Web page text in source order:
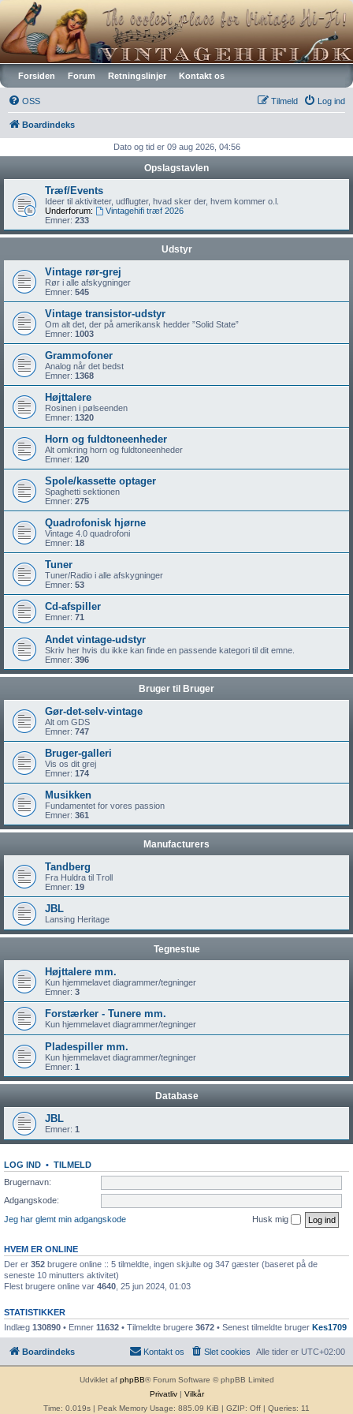
Vintagehifi.dk
Forsiden Forum Retningslinjer Kontakt os
OSS Log ind
Tilmeld
Boardindeks
Dato og tid er 09 aug 2026, 04:56
Opslagstavlen
Træf/Events
Ideer til aktiviteter, udflugter, hvad sker der, hvem kommer o.l.
Underforum:
Vintagehifi træf 2026
Emner: 233
Udstyr
Vintage rør-grej
Rør i alle afskygninger
Emner: 545
Vintage transistor-udstyr
Om alt det, der på amerikansk hedder ”Solid State”
Emner: 1003
Grammofoner
Analog når det bedst
Emner: 1368
Højttalere
Rosinen i pølseenden
Emner: 1320
Horn og fuldtoneenheder
Alt omkring horn og fuldtoneenheder
Emner: 120
Spole/kassette optager
Spaghetti sektionen
Emner: 275
Quadrofonisk hjørne
Vintage 4.0 quadrofoni
Emner: 18
Tuner
Tuner/Radio i alle afskygninger
Emner: 53
Cd-afspiller
Emner: 71
Andet vintage-udstyr
Skriv her hvis du ikke kan finde en passende kategori til dit emne.
Emner: 396
Bruger til Bruger
Gør-det-selv-vintage
Alt om GDS
Emner: 747
Bruger-galleri
Vis os dit grej
Emner: 174
Musikken
Fundamentet for vores passion
Emner: 361
Manufacturers
Tandberg
Fra Huldra til Troll
Emner: 19
JBL
Lansing Heritage
Tegnestue
Højttalere mm.
Kun hjemmelavet diagrammer/tegninger
Emner: 3
Forstærker - Tunere mm.
Kun hjemmelavet diagrammer/tegninger
Pladespiller mm.
Kun hjemmelavet diagrammer/tegninger
Emner: 1
Database
JBL
Emner: 1
LOG IND • TILMELD
Brugernavn:
Adgangskode:
Jeg har glemt min adgangskode
Husk mig
HVEM ER ONLINE
Der er 352 brugere online :: 5 tilmeldte, ingen skjulte og 347 gæster (baseret på de
seneste 10 minutters aktivitet)
Flest brugere online var 4640 , 25 jun 2024, 01:03
STATISTIKKER
Indlæg 130890 • Emner 11632 • Tilmeldte brugere 3672 • Senest tilmeldte bruger Kes1709
Boardindeks Alle tider er UTC+02:00
Slet cookies
Kontakt os
Udviklet af phpBB® Forum Software © phpBB Limited
Privatliv| Vilkår
Time: 0.019s | Peak Memory Usage: 885.09 KiB | GZIP: Off | Queries: 11